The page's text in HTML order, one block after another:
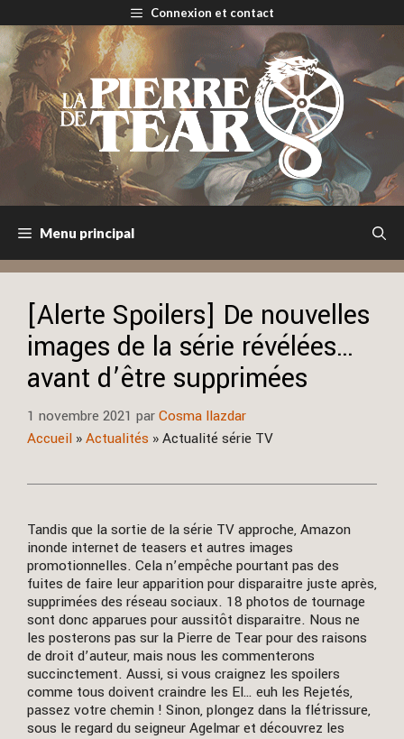
au
contenu
Connexion et contact
Menu principal
[Alerte Spoilers] De nouvelles
images de la série révélées…
avant d’être supprimées
1 novembre 2021 parCosma llazdar
Accueil »Actualités »Actualité série TV
Tandis que la sortie de la série TV approche, Amazon
inonde internet de teasers et autres images
promotionnelles. Cela n’empêche pourtant pas des
fuites de faire leur apparition pour disparaitre juste après,
supprimées des réseau sociaux. 18 photos de tournage
sont donc apparues pour aussitôt disparaitre. Nous ne
les posterons pas sur la Pierre de Tear pour des raisons
de droit d’auteur, mais nous les commenterons
succinctement. Aussi, si vous craignez les spoilers
comme tous doivent craindre les El… euh les Rejetés,
passez votre chemin ! Sinon, plongez dans la flétrissure,
sous le regard du seigneur Agelmar et découvrez les